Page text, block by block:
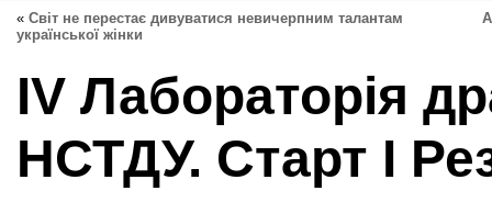
« Світ не перестає дивуватися невичерпним талантам
української жінки
ІV Лабораторія
НСТДУ. Cтарт І